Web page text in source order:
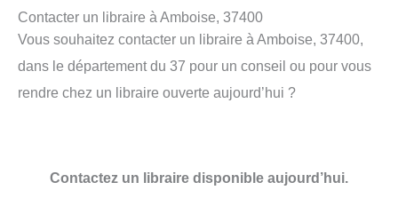
Contacter un libraire à Amboise, 37400
Vous souhaitez contacter un libraire à Amboise, 37400,
dans le département du 37 pour un conseil ou pour vous
rendre chez un libraire ouverte aujourd’hui ?
Contactez un libraire disponible aujourd’hui.